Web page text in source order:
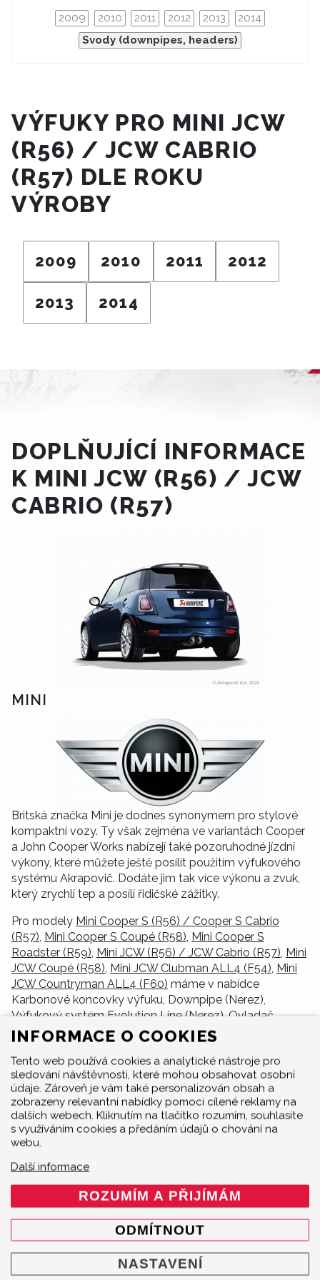
2009 2010 2011 2012 2013
2014
Svody (downpipes, headers)
VÝFUKY PRO MINI JCW
(R56) / JCW CABRIO
(R57) DLE ROKU
VÝROBY
2009 2010 2011 2012
2013 2014
DOPLŇUJÍCÍ INFORMACE
K MINI JCW (R56) / JCW
CABRIO (R57)
MINI
Britská značka Mini je dodnes synonymem pro stylové
kompaktní vozy. Ty však zejména ve variantách Cooper
a John Cooper Works nabízejí také pozoruhodné jízdní
výkony, které můžete ještě posílit použitím výfukového
systému Akrapovič. Dodáte jim tak více výkonu a zvuk,
který zrychlí tep a posílí řidičské zážitky.
Pro modely Mini Cooper S (R56) / Cooper S Cabrio
(R57) Mini Cooper S Coupé (R58) Mini Cooper S
Roadster (R59) Mini JCW (R56) / JCW Cabrio (R57) Mini
JCW Coupé (R58) Mini JCW Clubman ALL4 (F54) Mini
JCW Countryman ALL4 (F60) máme v nabídce
Karbonové koncovky výfuku, Downpipe (Nerez),
Výfukový systém Evolution Line (Nerez), Ovladač
výfukových klapek Akrapovič Sound Kit, Sada
spojovacích trubek Evolution (Nerez), Slip-On Line
(Titanium).
MENU
Produkty
INFORMACE O COOKIES
Tento web používá cookies a analytické nástroje pro
sledování návštěvnosti, které mohou obsahovat osobní
údaje. Zároveň je vám také personalizován obsah a
zobrazeny relevantní nabídky pomoci cílené reklamy na
dalších webech. Kliknutím na tlačítko rozumím, souhlasíte
s využíváním cookies a předáním údajů o chování na
webu.
Další informace
ROZUMÍM A PŘIJÍMÁM
ODMÍTNOUT
NASTAVENÍ